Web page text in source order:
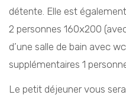
détente. Elle est
2 personnes 160x200
d’une salle de bain avec
supplémentaires 1
Le petit déjeuner vous